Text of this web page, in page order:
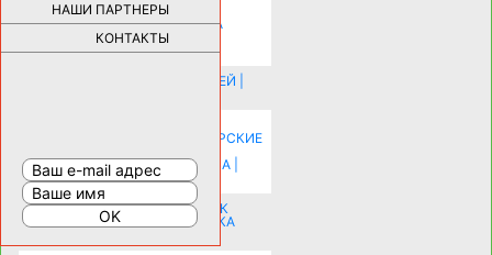
НАШИ ПАРТНЕРЫ
КОНТАКТЫ
НОВЫЕ РАЗРАБОТКИ ДЛЯ
ОЗДОРОВЛЕНИЯ ОРГАНИЗМА
ПЛАТФОРМА ШУМАННА 3Д И
КАПСУЛА ЗДОРОВЬЯ |28388
ИСТОРИЯ НАКЛАДНЫХ НОГТЕЙ |
КОМНАТУ: ХИТРЫЕ ДИЗАЙНЕРСКИЕ
РАСШИРЕНИЯ ПРОСТРАНСТВА |
16208
СОБИРАЕМСЯ НА ПРАЗДНИК К
МОЛОДОЖЕНАМ: ПОДГОТОВКА